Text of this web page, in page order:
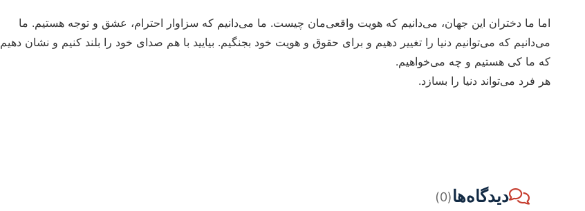
اما ما دختران این جهان، می‌دانیم که هویت واقعی‌مان چیست. ما می‌دانیم که سزاوار احترام، عشق و توجه هستیم. ما
می‌دانیم که می‌توانیم دنیا را تغییر دهیم و برای حقوق و هویت خود بجنگیم. بیایید با هم صدای خود را بلند کنیم و نشان دهیم
که ما کی هستیم و چه می‌خواهیم.
هر فرد می‌تواند دنیا را بسازد.
دیدگاه‌ها(0)